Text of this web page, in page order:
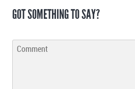
GOT SOMETHING TO SAY?